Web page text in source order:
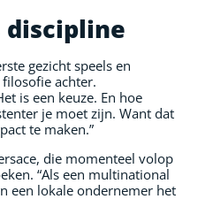
gezicht speels en
achter.
is een keuze. En hoe
je moet zijn. Want dat
te maken.”
die momenteel volop
“Als een multinational
een lokale ondernemer het